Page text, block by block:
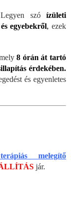
szó ízületi
egyebekről, ezek
8 órán át tartó
érdekében.
és egyenletes
melegítő
jár.